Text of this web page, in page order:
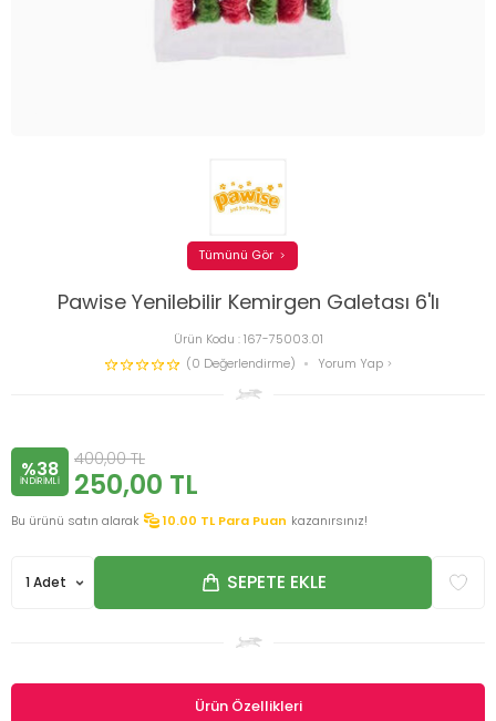
Pawise Yenilebilir Kemirgen Galetası 6'lı
Ürün Kodu :167-75003.01
(0 Değerlendirme)
Yorum Yap
Tümünü Gör
%38
INDIRIMLI
400,00TL
250,00 TL
Bu ürünü satın alarak 10.00 TL Para Puan kazanırsınız!
SEPETE EKLE
Ürün Özellikleri